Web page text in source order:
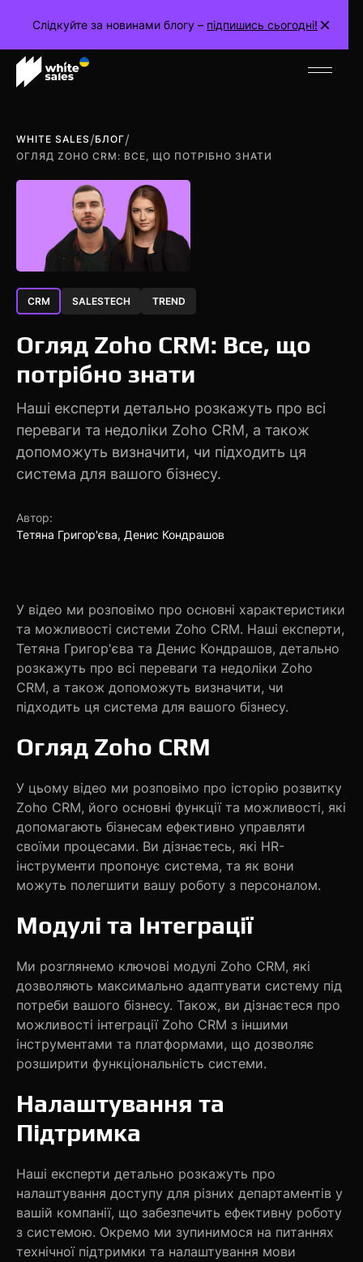
Слідкуйте за новинами блогу – підпишись сьогодні!
WHITE SALES /БЛОГ/
ОГЛЯД ZOHO CRM: ВСЕ, ЩО ПОТРІБНО ЗНАТИ
CRM SALESTECH TREND
Огляд Zoho CRM: Все, що
потрібно знати
Наші експерти детально розкажуть про всі
переваги та недоліки Zoho CRM, а також
допоможуть визначити, чи підходить ця
система для вашого бізнесу.
Автор:
Тетяна Григор'єва, Денис Кондрашов
У відео ми розповімо про основні характеристики
та можливості системи Zoho CRM. Наші експерти,
Тетяна Григор'єва та Денис Кондрашов, детально
розкажуть про всі переваги та недоліки Zoho
CRM, а також допоможуть визначити, чи
підходить ця система для вашого бізнесу.
Огляд Zoho CRM
У цьому відео ми розповімо про історію розвитку
Zoho CRM, його основні функції та можливості, які
допомагають бізнесам ефективно управляти
своїми процесами. Ви дізнаєтесь, які HR-
інструменти пропонує система, та як вони
можуть полегшити вашу роботу з персоналом.
Модулі та Інтеграції
Ми розглянемо ключові модулі Zoho CRM, які
дозволяють максимально адаптувати систему під
потреби вашого бізнесу. Також, ви дізнаєтеся про
можливості інтеграції Zoho CRM з іншими
інструментами та платформами, що дозволяє
розширити функціональність системи.
Налаштування та
Підтримка
Наші експерти детально розкажуть про
налаштування доступу для різних департаментів у
вашій компанії, що забезпечить ефективну роботу
з системою. Окремо ми зупинимося на питаннях
технічної підтримки та налаштування мови